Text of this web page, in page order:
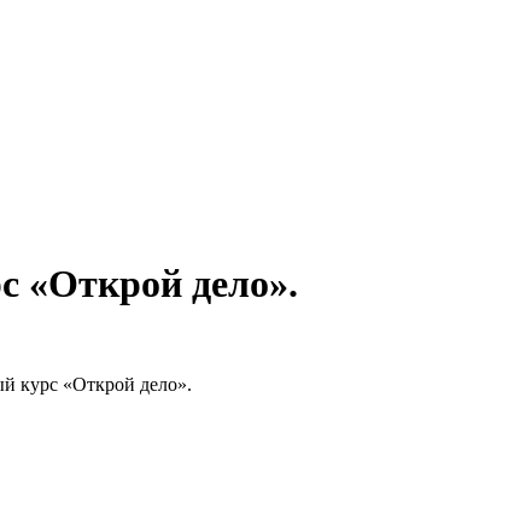
«Открой дело».
курс «Открой дело».